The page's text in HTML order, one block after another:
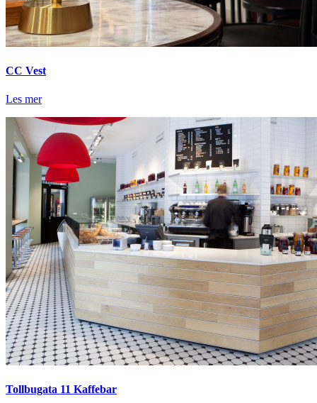
CC Vest
Les mer
Tollbugata 11 Kaffebar